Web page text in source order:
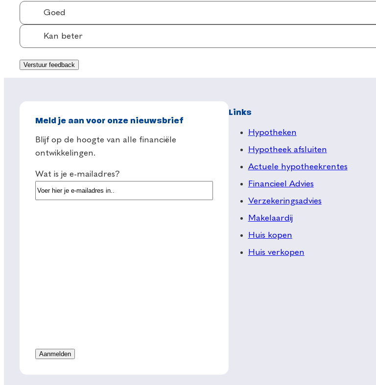
Goed
Kan beter
Meld je aan voor onze nieuwsbrief
Blijf op de hoogte van alle financiële
ontwikkelingen.
Wat is je e-mailadres?
Links
Hypotheken
Hypotheek afsluiten
Actuele hypotheekrentes
Financieel Advies
Verzekeringsadvies
Makelaardij
Huis kopen
Huis verkopen